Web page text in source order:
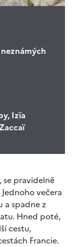
Izïa
se pravidelně
večera
a spadne z
Hned poté,
cestu,
Francie.